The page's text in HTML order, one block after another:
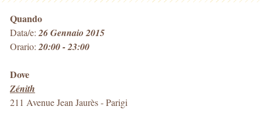
Quando
Data/e: 26 Gennaio 2015
Orario: 20:00 - 23:00
Dove
Zénith
211 Avenue Jean Jaurès-Parigi